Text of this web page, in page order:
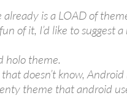
is a LOAD of
of it, I’d like to suggest
holo theme.
doesn’t know,
theme that android